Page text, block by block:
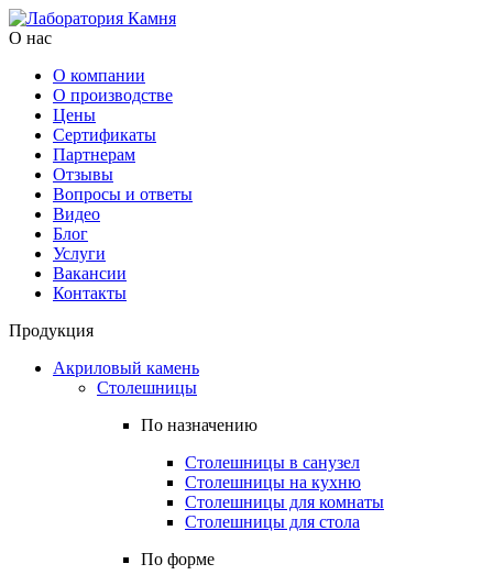
О нас
О компании
О производстве
Цены
Cертификаты
Партнерам
Отзывы
Вопросы и ответы
Видео
Блог
Услуги
Вакансии
Контакты
Продукция
Акриловый камень
Столешницы
По назначению
Столешницы в санузел
Столешницы на кухню
Столешницы для комнаты
Столешницы для стола
По форме